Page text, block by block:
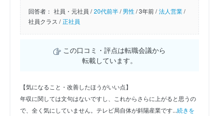
回答者： 社員・元社員 / 20代前半/男性/3年前 / 法人営業/
社員クラス / 正社員
この口コミ・評点は転職会議から
転載しています。
【気になること・改善したほうがいい点】
年収に関しては文句はないですし、これからさらに上がると思うの
で、全く気にしていません。テレビ局自体が斜陽産業です...続きを